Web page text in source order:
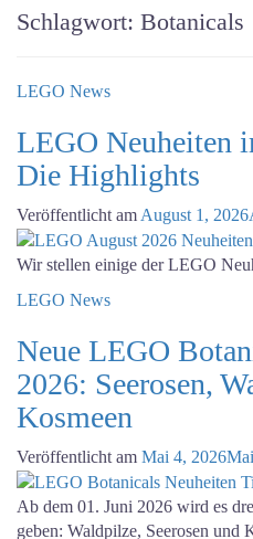
Schlagwort: Botanicals
LEGO News
LEGO Neuheiten
Die Highlights
Veröffentlicht am August 1, 2026
Wir stellen einige der LEGO
LEGO News
Neue LEGO
2026: Seerosen,
Kosmeen
Veröffentlicht am Mai 4, 2026
Ab dem 01. Juni 2026 wird es
geben: Waldpilze, Seerosen und